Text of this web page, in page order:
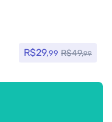
R$29,99 R$49,99